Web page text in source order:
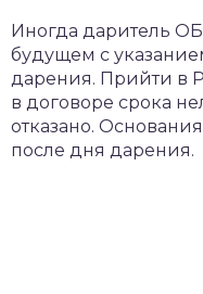
Иногда даритель
будущем с
дарения. Прийти в
в договоре срока
отказано.
после дня дарения.